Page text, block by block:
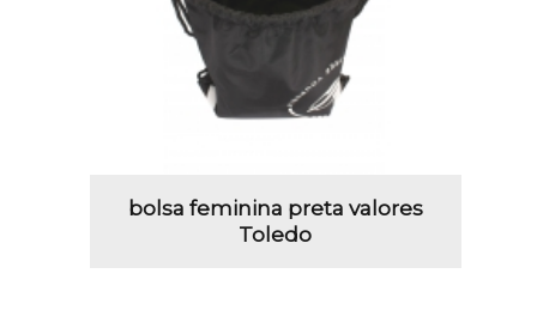
bolsa feminina preta valores
Toledo